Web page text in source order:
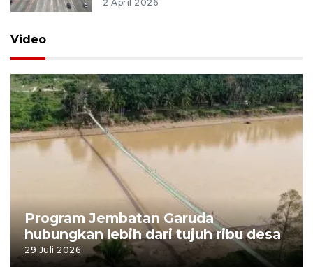
2 April 2026
Video
Program Jembatan Garuda
hubungkan lebih dari tujuh ribu desa
29 Juli 2026